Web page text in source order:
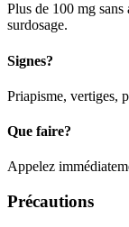
Plus de 100 mg
surdosage.
Signes?
Priapisme, vertiges,
Que faire?
Appelez
Précautions